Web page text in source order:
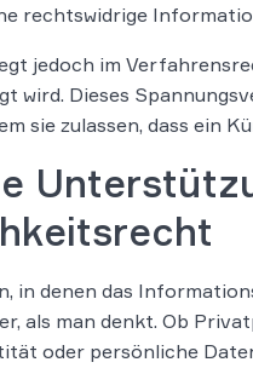
rechtswidrige
jedoch im
wird. Dieses
sie zulassen, dass ein
in denen das
als man denkt. Ob
oder persönliche